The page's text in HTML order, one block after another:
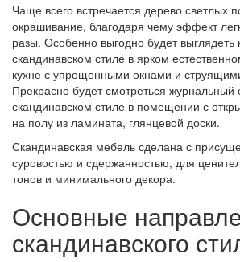
Чаще всего встречается дерево светлых
окрашивание, благодаря чему эффект
разы. Особенно выгодно будет выглядеть
скандинавском стиле в ярком
кухне с упрощенными окнами и
Прекрасно будет смотреться журнальный
скандинавском стиле в помещении с
на полу из ламината, глянцевой доски.
Скандинавская мебель сделана с
суровостью и сдержанностью, для
тонов и минимального декора.
Основные
скандинавского